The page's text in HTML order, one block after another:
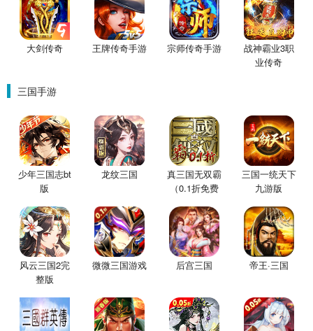
大剑传奇 王牌传奇手游 宗师传奇手游
战神霸业3职
业传奇
三国手游
少年三国志bt
版
龙纹三国
真三国无双霸
（0.1折免费
三国一统天下
九游版
风云三国2完
整版
微微三国游戏 后宫三国 帝王·三国